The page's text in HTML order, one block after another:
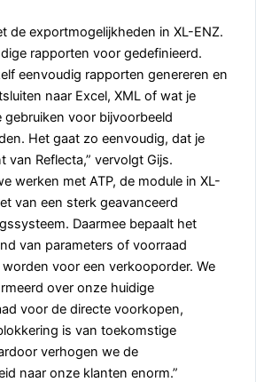
de exportmogelijkheden in XL-ENZ.
rapporten voor gedefinieerd.
eenvoudig rapporten genereren en
naar Excel, XML of wat je
gebruiken voor bijvoorbeeld
Het gaat zo eenvoudig, dat je
van Reflecta,” vervolgt Gijs.
werken met ATP, de module in XL-
van een sterk geavanceerd
Daarmee bepaalt het
van parameters of voorraad
voor een verkooporder. We
over onze huidige
voor de directe voorkopen,
is van toekomstige
verhogen we de
naar onze klanten enorm.”